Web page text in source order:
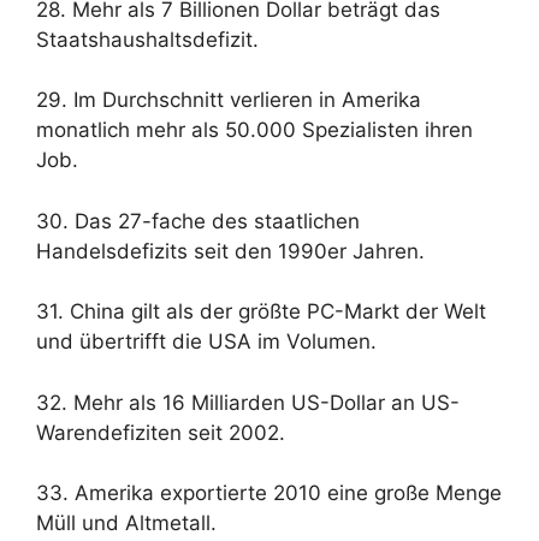
28. Mehr als 7 Billionen Dollar beträgt das
Staatshaushaltsdefizit.
29. Im Durchschnitt verlieren in Amerika
monatlich mehr als 50.000 Spezialisten ihren
Job.
30. Das 27-fache des staatlichen
Handelsdefizits seit den 1990er Jahren.
31. China gilt als der größte PC-Markt der Welt
und übertrifft die USA im Volumen.
32. Mehr als 16 Milliarden US-Dollar an US-
Warendefiziten seit 2002.
33. Amerika exportierte 2010 eine große Menge
Müll und Altmetall.